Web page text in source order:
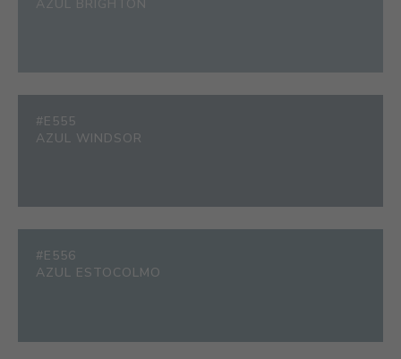
AZUL BRIGHTON
#E555
AZUL WINDSOR
#E556
AZUL ESTOCOLMO